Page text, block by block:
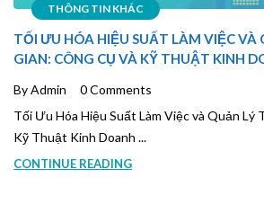
THÔNG TIN KHÁC
TỐI ƯU HÓA HIỆU SUẤT LÀM VIỆC VÀ
GIAN: CÔNG CỤ VÀ KỸ THUẬT KINH
By Admin
0 Comments
Tối Ưu Hóa Hiệu Suất Làm Việc và Quản Lý
Kỹ Thuật Kinh Doanh ...
CONTINUE READING